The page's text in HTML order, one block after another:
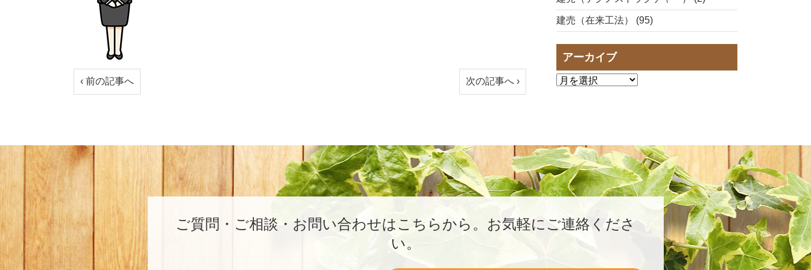
‹ 前の記事へ 次の記事へ ›
建売（在来工法） (95)
アーカイブ
ご質問・ご相談・お問い合わせはこちらから。 お気軽にご連絡くださ
い。